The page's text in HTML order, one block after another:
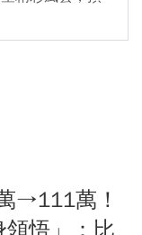
→111萬！
領悟」：比